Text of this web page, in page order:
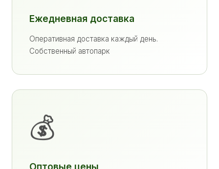
Ежедневная доставка
Оперативная доставка каждый день.
Собственный автопарк
💰
Оптовые цены